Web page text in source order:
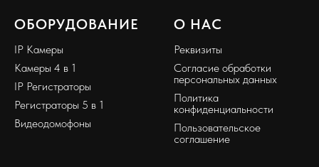
ОБОРУДОВАНИЕ
IP Камеры
Камеры 4 в 1
IP Регистраторы
Регистраторы 5 в 1
Видеодомофоны
О НАС
Реквизиты
Согласие обработки
персональных данных
Политика
конфиденциальности
Пользовательское
соглашение